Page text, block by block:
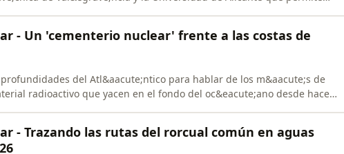
- Un 'cementerio nuclear' frente a las costas de
del Atl&aacute;ntico para hablar de los m&aacute;s de
radioactivo que yacen en el fondo del oc&eacute;ano desde hace
una pol&eac
- Trazando las rutas del rorcual común en aguas